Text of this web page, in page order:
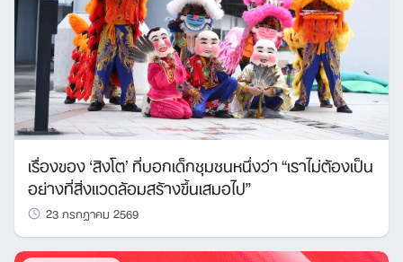
เรื่องของ ‘สิงโต’ ที่บอกเด็กชุมชนหนึ่งว่า “เราไม่ต้องเป็น
อย่างที่สิ่งแวดล้อมสร้างขึ้นเสมอไป”
23 กรกฎาคม 2569